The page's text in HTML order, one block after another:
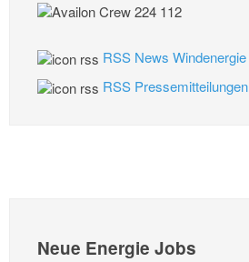
RSS News Windenergie
RSS Pressemitteilungen
Neue Energie Jobs